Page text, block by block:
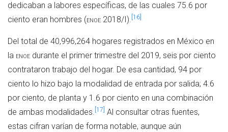
dedicaban a labores específicas, de las cuales 75.6 por
ciento eran hombres (enoe 2018/I). [16]
Del total de 40,996,264 hogares registrados en México en
la enoe durante el primer trimestre del 2019, seis por ciento
contrataron trabajo del hogar. De esa cantidad, 94 por
ciento lo hizo bajo la modalidad de entrada por salida; 4.6
por ciento, de planta y 1.6 por ciento en una combinación
de ambas modalidades. [17] Al consultar otras fuentes,
estas cifran varían de forma notable, aunque aún